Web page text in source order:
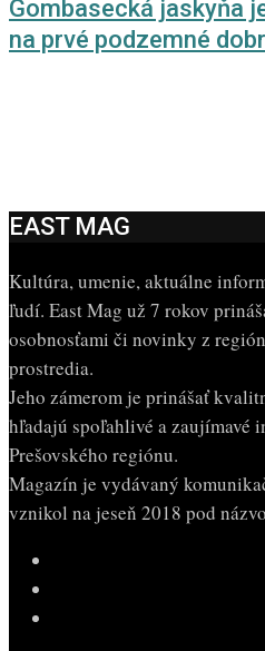
Gombasecká jaskyňa
na prvé podzemné
EAST MAG
Kultúra, umenie, aktuálne
ľudí. East Mag už 7 rokov
osobnosťami či novinky z
prostredia.
Jeho zámerom je prinášať
hľadajú spoľahlivé a zaujímavé
Prešovského regiónu.
Magazín je vydávaný
vznikol na jeseň 2018 pod